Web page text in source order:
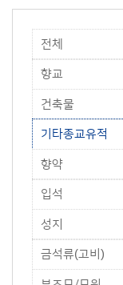
전체
향교
건축물
기타종교유적
향약
입석
성지
금석류(고비)